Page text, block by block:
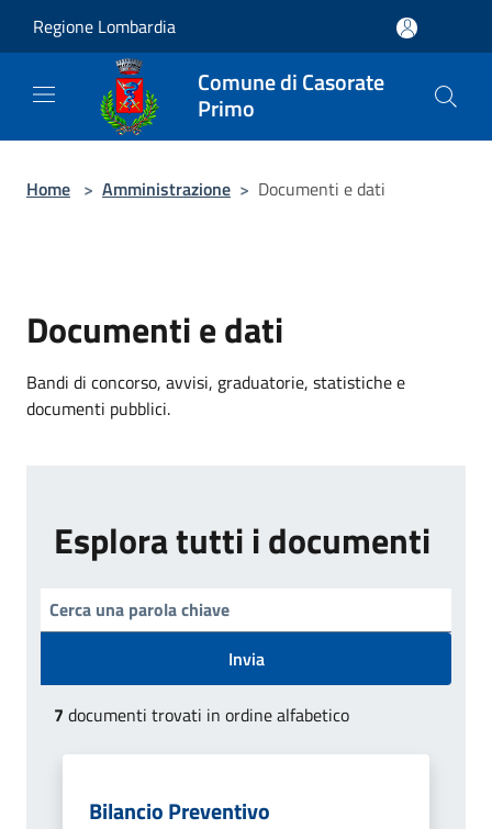
Regione Lombardia
Comune di Casorate
Primo
Home > Amministrazione > Documenti e dati
Documenti e dati
Bandi di concorso, avvisi, graduatorie, statistiche e
documenti pubblici.
Esplora tutti i documenti
Invia
7 documenti trovati in ordine alfabetico
Bilancio Preventivo